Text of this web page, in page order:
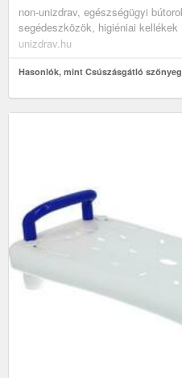
non-unizdrav, egészségügyi
segédeszközök, higiéniai kellékek
unizdrav.hu
Hasonlók, mint Csúszásgátló